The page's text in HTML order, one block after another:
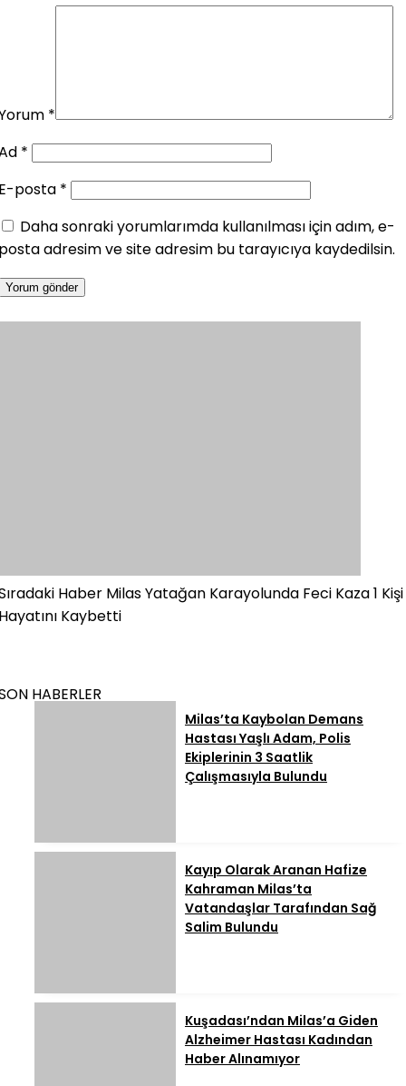
*
*
posta *
Daha sonraki yorumlarımda kullanılması için adım, e-
adresim ve site adresim bu tarayıcıya kaydedilsin.
Haber Milas Yatağan Karayolunda Feci Kaza 1 Kişi
Kaybetti
HABERLER
Milas’ta Kaybolan Demans
Hastası Yaşlı Adam, Polis
Ekiplerinin 3 Saatlik
Çalışmasıyla Bulundu
Kayıp Olarak Aranan Hafize
Kahraman Milas’ta
Vatandaşlar Tarafından Sağ
Salim Bulundu
Kuşadası’ndan Milas’a Giden
Alzheimer Hastası Kadından
Haber Alınamıyor